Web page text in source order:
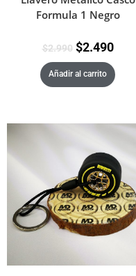
Formula 1 Negro
$2.990 $2.490
Añadir al carrito